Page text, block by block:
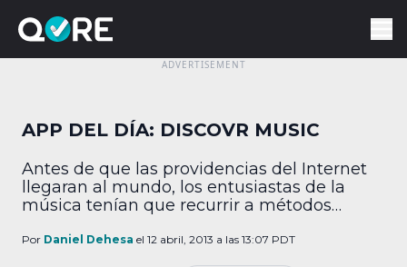
APP DEL DÍA: DISCOVR MUSIC
Antes de que las providencias del Internet
llegaran al mundo, los entusiastas de la
música tenían que recurrir a métodos
la radio, acto presencial en conciertos o por
Por Daniel Dehesa el 12 abril, 2013 a las 13:07 PDT